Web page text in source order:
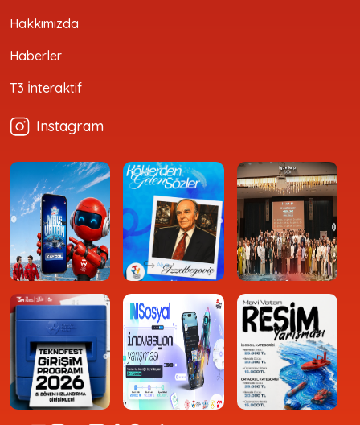
Hakkımızda
Haberler
T3 İnteraktif
Instagram